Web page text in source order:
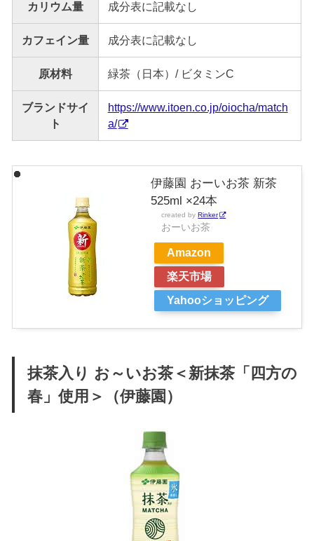
カリウム量 成分表に記載なし
カフェイン量 成分表に記載なし
原材料 緑茶（日本）/ ビタミンC
ブランドサイ
ト
https://www.itoen.co.jp/oiocha/match
a/
伊藤園 おーいお茶 新茶
525ml ×24本
created byRinker
おーいお茶
Amazon
楽天市場
Yahooショッピング
抹茶入り お～いお茶＜新抹茶「四方の
春」使用＞（伊藤園）